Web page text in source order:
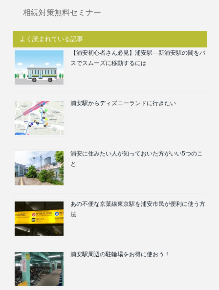
相続対策無料セミナー
よく読まれている記事
【浦安初心者さん必見】浦安駅―新浦安駅の間をバ
スでスムーズに移動するには
浦安駅からディズニーランドに行きたい
浦安に住みたい人が知っておいた方がいい5つのこ
と
あの不便な京葉線東京駅を浦安市民が便利に使う方
法
浦安駅周辺の駐輪場をお得に使おう！